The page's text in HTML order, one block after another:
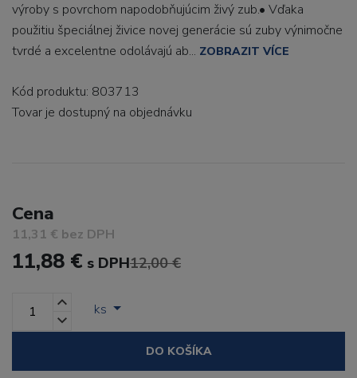
výroby s povrchom napodobňujúcim živý zub.• Vďaka
použitiu špeciálnej živice novej generácie sú zuby výnimočne
tvrdé a excelentne odolávajú ab... ZOBRAZIT VÍCE
Kód produktu: 803713
Tovar je dostupný na objednávku
Cena
11,31 € bez DPH
11,88 € s DPH12,00 €
ks
DO KOŠÍKA